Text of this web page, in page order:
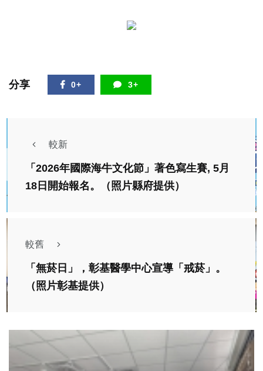
分享 0+ 3+
較新
「2026年國際海牛文化節」著色寫生賽, 5月
18日開始報名。（照片縣府提供）
較舊
「無菸日」，彰基醫學中心宣導「戒菸」。
（照片彰基提供）